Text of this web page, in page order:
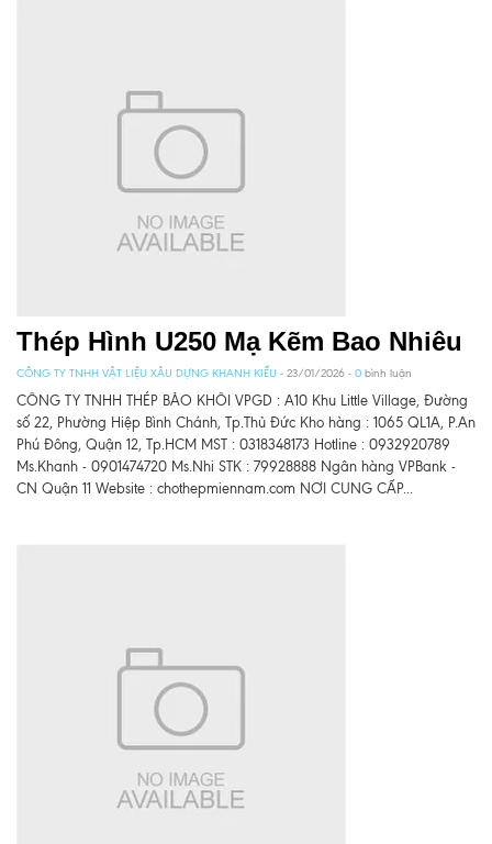
Thép Hình U250 Mạ Kẽm Bao Nhiêu
CÔNG TY TNHH VẬT LIỆU XÂU DỰNG KHANH KIỀU - 23/01/2026 - 0 bình luận
CÔNG TY TNHH THÉP BẢO KHÔI VPGD : A10 Khu Little Village, Đường
số 22, Phường Hiệp Bình Chánh, Tp.Thủ Đức Kho hàng : 1065 QL1A, P.An
Phú Đông, Quận 12, Tp.HCM MST : 0318348173 Hotline : 0932920789
Ms.Khanh - 0901474720 Ms.Nhi STK : 79928888 Ngân hàng VPBank -
CN Quận 11 Website : chothepmiennam.com NƠI CUNG CẤP...